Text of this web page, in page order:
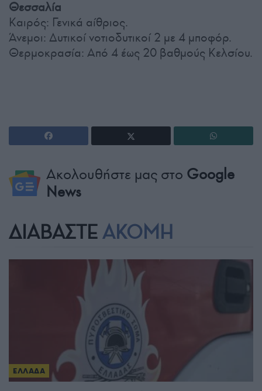
Θεσσαλία
Καιρός: Γενικά αίθριος.
Άνεμοι: Δυτικοί νοτιοδυτικοί 2 με 4 μποφόρ.
Θερμοκρασία: Από 4 έως 20 βαθμούς Κελσίου.
Ακολουθήστε μας στο Google
News
ΔΙΑΒΑΣΤΕ ΑΚΟΜΗ
ΕΛΛΑΔΑ